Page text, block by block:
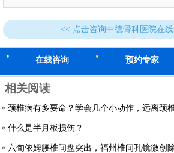
<< 点击咨询中德骨科医院在
在线咨询 预约专家
相关阅读
颈椎病有多要命？学会几个小动作，远离颈
什么是半月板损伤？
六旬依姆腰椎间盘突出，福州椎间孔镜微创